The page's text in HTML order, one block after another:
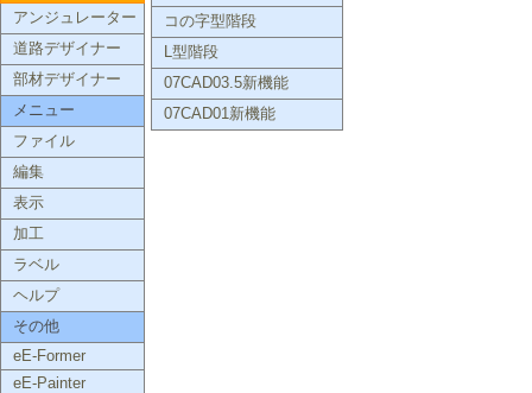
アンジュレーター
道路デザイナー
部材デザイナー
メニュー
ファイル
編集
表示
加工
ラベル
ヘルプ
その他
eE-Former
eE-Painter
コの字型階段
L型階段
07CAD03.5新機能
07CAD01新機能